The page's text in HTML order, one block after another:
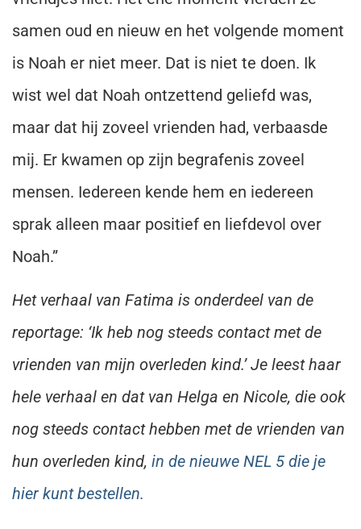
samen oud en nieuw en het volgende moment
is Noah er niet meer. Dat is niet te doen. Ik
wist wel dat Noah ontzettend geliefd was,
maar dat hij zoveel vrienden had, verbaasde
mij. Er kwamen op zijn begrafenis zoveel
mensen. Iedereen kende hem en iedereen
sprak alleen maar positief en liefdevol over
Noah.”
Het verhaal van Fatima is onderdeel van de
reportage: ‘Ik heb nog steeds contact met de
vrienden van mijn overleden kind.’ Je leest haar
hele verhaal en dat van Helga en Nicole, die ook
nog steeds contact hebben met de vrienden van
hun overleden kind, in de nieuwe NEL 5 die je
hier kunt bestellen.